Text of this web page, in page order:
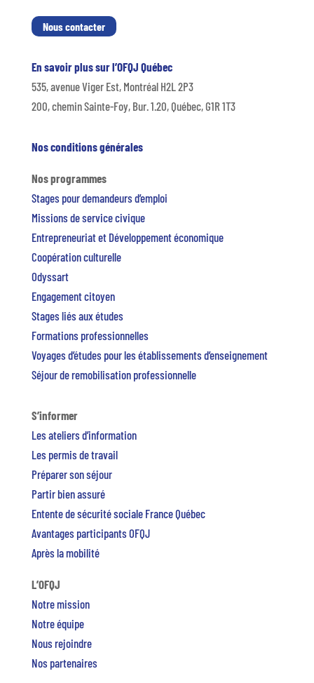
Nous contacter
En savoir plus sur l’OFQJ Québec
535, avenue Viger Est, Montréal H2L 2P3
200, chemin Sainte-Foy, Bur. 1.20, Québec, G1R 1T3
Nos conditions générales
Nos programmes
Stages pour demandeurs d’emploi
Missions de service civique
Entrepreneuriat et Développement économique
Coopération culturelle
Odyssart
Engagement citoyen
Stages liés aux études
Formations professionnelles
Voyages d’études pour les établissements d’enseignement
Séjour de remobilisation professionnelle
S’informer
Les ateliers d’information
Les permis de travail
Préparer son séjour
Partir bien assuré
Entente de sécurité sociale France Québec
Avantages participants OFQJ
Après la mobilité
L’OFQJ
Notre mission
Notre équipe
Nous rejoindre
Nos partenaires